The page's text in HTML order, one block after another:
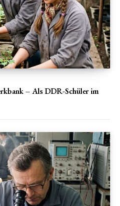
– Als DDR-Schüler im